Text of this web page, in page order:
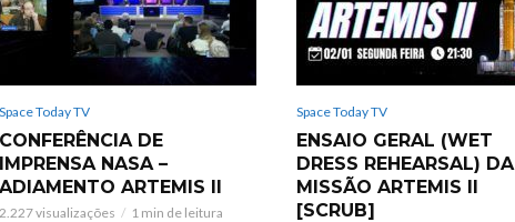
Space Today TV
CONFERÊNCIA DE
IMPRENSA NASA –
ADIAMENTO ARTEMIS II
2.227 visualizações 1 min de leitura
Space Today TV
ENSAIO GERAL (WET
DRESS REHEARSAL) DA
MISSÃO ARTEMIS II
[SCRUB]